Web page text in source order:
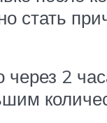
стать
2